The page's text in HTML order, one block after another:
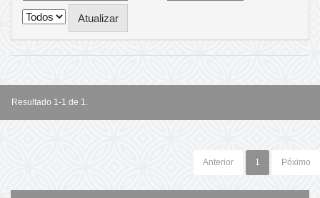
Resultado 1-1 de 1.
Anterior 1 Póximo